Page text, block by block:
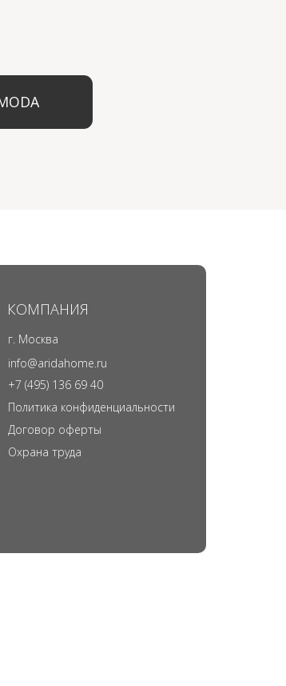
КОМПАНИЯ
г. Москва
info@aridahome.ru
+7 (495) 136 69 40
Политика конфиденциальности
Договор оферты
Охрана труда